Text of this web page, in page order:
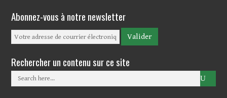
Abonnez-vous à notre newsletter
Rechercher un contenu sur ce site